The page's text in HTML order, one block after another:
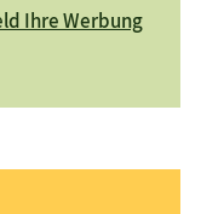
Ihre Werbung